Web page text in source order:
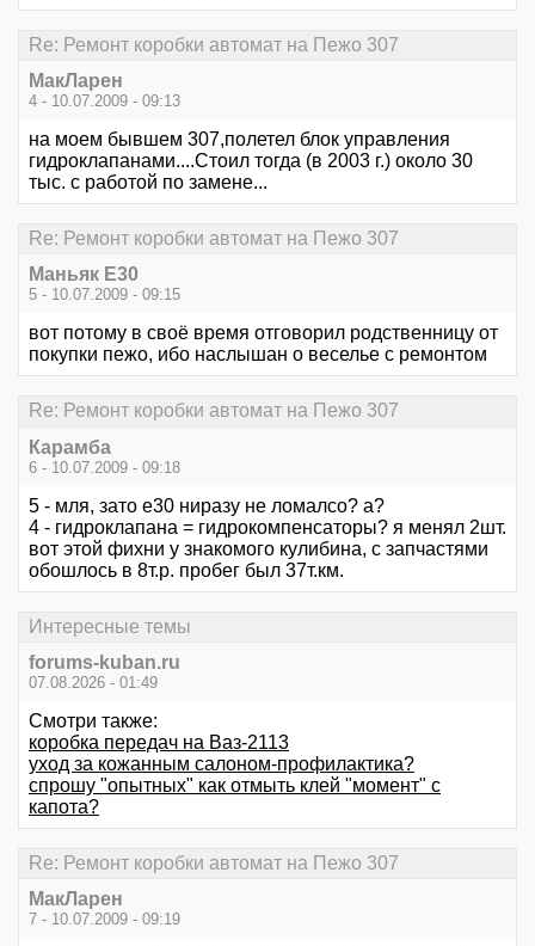
Re: Ремонт коробки автомат на Пежо 307
МакЛарен
4 - 10.07.2009 - 09:13
на моем бывшем 307,полетел блок управления
гидроклапанами....Стоил тогда (в 2003 г.) около 30
тыс. с работой по замене...
Re: Ремонт коробки автомат на Пежо 307
Маньяк E30
5 - 10.07.2009 - 09:15
вот потому в своё время отговорил родственницу от
покупки пежо, ибо наслышан о веселье с ремонтом
Re: Ремонт коробки автомат на Пежо 307
Карамба
6 - 10.07.2009 - 09:18
5 - мля, зато е30 ниразу не ломалсо? а?
4 - гидроклапана = гидрокомпенсаторы? я менял 2шт.
вот этой фихни у знакомого кулибина, с запчастями
обошлось в 8т.р. пробег был 37т.км.
Интересные темы
forums-kuban.ru
07.08.2026 - 01:49
Смотри также:
коробка передач на Ваз-2113
уход за кожанным салоном-профилактика?
спрошу "опытных" как отмыть клей "момент" с
капота?
Re: Ремонт коробки автомат на Пежо 307
МакЛарен
7 - 10.07.2009 - 09:19